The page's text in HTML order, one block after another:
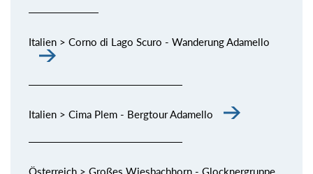
Italien > Corno di Lago Scuro - Wanderung Adamello
Italien > Cima Plem - Bergtour Adamello
Österreich > Großes Wiesbachhorn - Glocknergruppe